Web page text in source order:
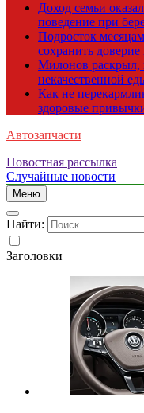
Доход семьи
поведение при
Подросток
сохранить
Милонов раскрыл,
некачественной
Как не
здоровые
Автозапчасти
Новостная рассылка
Случайные новости
Меню
Найти:
Заголовки